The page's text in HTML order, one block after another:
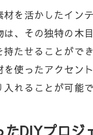
を活かしたイン
、その独特の木
たせることがで
を使ったアクセン
れることが可能で
DIYプロジ